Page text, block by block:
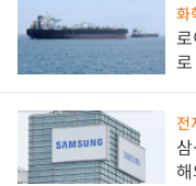
화
전